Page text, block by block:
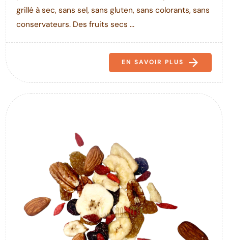
grillé à sec, sans sel, sans gluten, sans colorants, sans
conservateurs. Des fruits secs ...
EN SAVOIR PLUS